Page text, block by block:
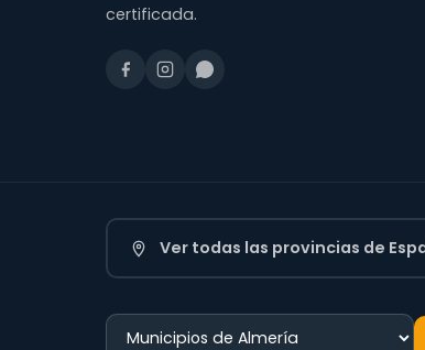
certificada.
Ver todas las provincias de